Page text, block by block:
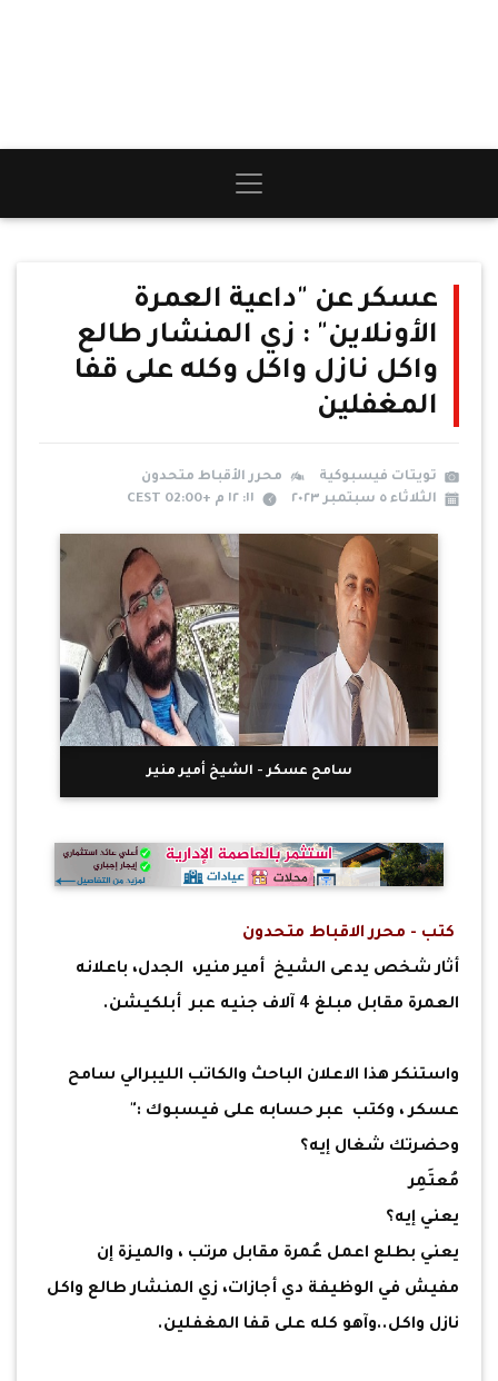
عسكر عن "داعية العمرة
الأونلاين" : زي المنشار طالع
واكل نازل واكل وكله على قفا
المغفلين
تويتات فيسبوكية
محرر الأقباط متحدون
الثلاثاء ٥ سبتمبر ٢٠٢٣
١١: ١٢ م +02:00 CEST
سامح عسكر - الشيخ أمير منير
كتب - محرر الاقباط متحدون
أثار شخص يدعى الشيخ أمير منير، الجدل، باعلانه
العمرة مقابل مبلغ 4 آلاف جنيه عبر أبلكيشن.
واستنكر هذا الاعلان الباحث والكاتب الليبرالي سامح
عسكر ، وكتب عبر حسابه على فيسبوك :"
وحضرتك شغال إيه؟
مُعتَمِر
يعني إيه؟
يعني بطلع اعمل عُمرة مقابل مرتب ، والميزة إن
مفيش في الوظيفة دي أجازات، زي المنشار طالع واكل
نازل واكل..وآهو كله على قفا المغفلين.